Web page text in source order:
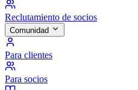
Reclutamiento de socios
Comunidad
Para clientes
Para socios